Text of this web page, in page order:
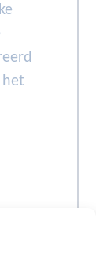
het